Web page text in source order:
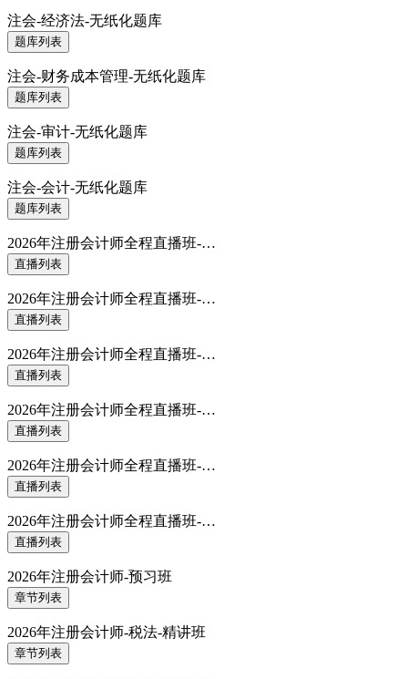
注会-经济法-无纸化题库
题库列表
注会-财务成本管理-无纸化题库
题库列表
注会-审计-无纸化题库
题库列表
注会-会计-无纸化题库
题库列表
2026年注册会计师全程直播班-…
直播列表
2026年注册会计师全程直播班-…
直播列表
2026年注册会计师全程直播班-…
直播列表
2026年注册会计师全程直播班-…
直播列表
2026年注册会计师全程直播班-…
直播列表
2026年注册会计师全程直播班-…
直播列表
2026年注册会计师-预习班
章节列表
2026年注册会计师-税法-精讲班
章节列表